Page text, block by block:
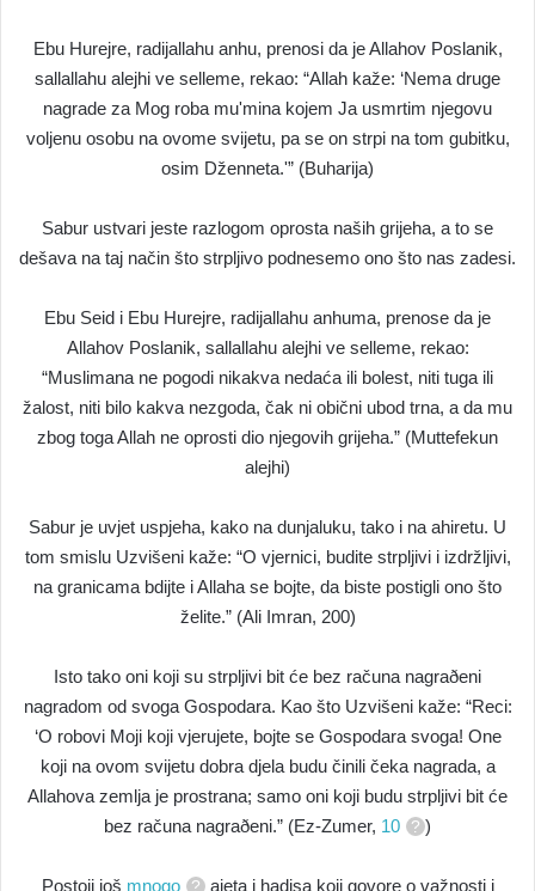
Ebu Hurejre, radijallahu anhu, prenosi da je Allahov Poslanik,
sallallahu alejhi ve selleme, rekao: “Allah kaže: ‘Nema druge
nagrade za Mog roba mu'mina kojem Ja usmrtim njegovu
voljenu osobu na ovome svijetu, pa se on strpi na tom gubitku,
osim Dženneta.'” (Buharija)
Sabur ustvari jeste razlogom oprosta naših grijeha, a to se
dešava na taj način što strpljivo podnesemo ono što nas zadesi.
Ebu Seid i Ebu Hurejre, radijallahu anhuma, prenose da je
Allahov Poslanik, sallallahu alejhi ve selleme, rekao:
“Muslimana ne pogodi nikakva nedaća ili bolest, niti tuga ili
žalost, niti bilo kakva nezgoda, čak ni obični ubod trna, a da mu
zbog toga Allah ne oprosti dio njegovih grijeha.” (Muttefekun
alejhi)
Sabur je uvjet uspjeha, kako na dunjaluku, tako i na ahiretu. U
tom smislu Uzvišeni kaže: “O vjernici, budite strpljivi i izdržljivi,
na granicama bdijte i Allaha se bojte, da biste postigli ono što
želite.” (Ali Imran, 200)
Isto tako oni koji su strpljivi bit će bez računa nagraðeni
nagradom od svoga Gospodara. Kao što Uzvišeni kaže: “Reci:
‘O robovi Moji koji vjerujete, bojte se Gospodara svoga! One
koji na ovom svijetu dobra djela budu činili čeka nagrada, a
Allahova zemlja je prostrana; samo oni koji budu strpljivi bit će
bez računa nagraðeni.” (Ez-Zumer, 10 )
Postoji još mnogo
ajeta i hadisa koji govore o važnosti i